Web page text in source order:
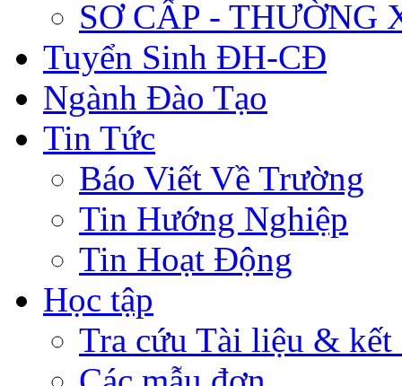
SƠ CẤP - THƯỜNG
Tuyển Sinh ĐH-CĐ
Ngành Đào Tạo
Tin Tức
Báo Viết Về Trường
Tin Hướng Nghiệp
Tin Hoạt Động
Học tập
Tra cứu Tài liệu & kết